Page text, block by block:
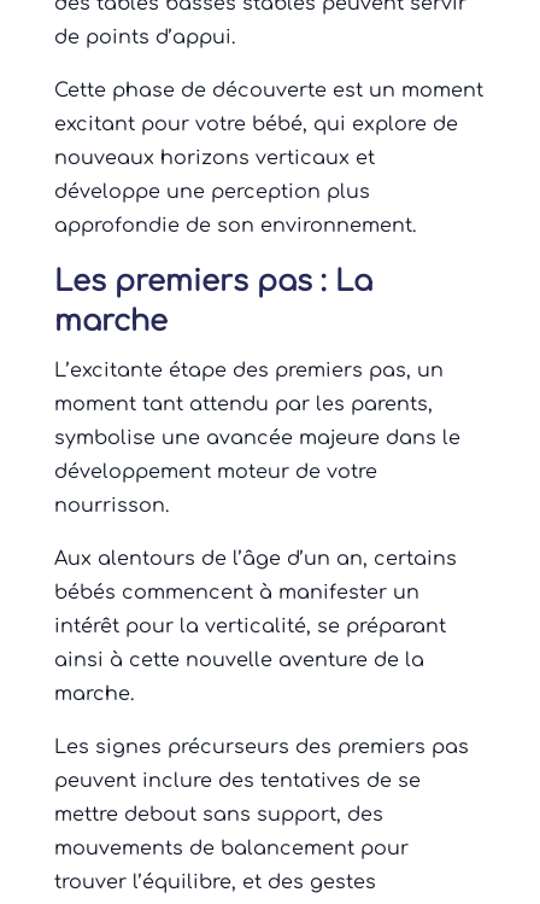
de points d’appui.
Cette phase de découverte est un moment
excitant pour votre bébé, qui explore de
nouveaux horizons verticaux et
développe une perception plus
approfondie de son environnement.
Les premiers pas : La
marche
L’excitante étape des premiers pas, un
moment tant attendu par les parents,
symbolise une avancée majeure dans le
développement moteur de votre
nourrisson.
Aux alentours de l’âge d’un an, certains
bébés commencent à manifester un
intérêt pour la verticalité, se préparant
ainsi à cette nouvelle aventure de la
marche.
Les signes précurseurs des premiers pas
peuvent inclure des tentatives de se
mettre debout sans support, des
mouvements de balancement pour
trouver l’équilibre, et des gestes